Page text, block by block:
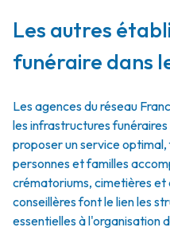
Les autres
funéraire dans
Les agences du réseau
les infrastructures
proposer un service
personnes et familles
crématoriums, cimetières et
conseillères font le lien les
essentielles à l'organisation